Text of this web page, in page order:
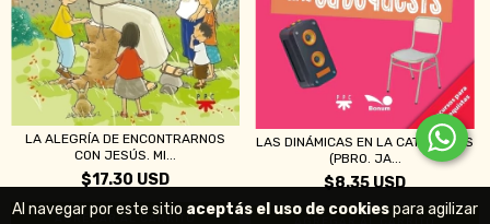
Al navegar por este sitio aceptás el uso de cookiespara agilizar
LA ALEGRÍA DE ENCONTRARNOS
CON JESÚS. MI...
$17.30 USD
LAS DINÁMICAS EN LA CATEQUESIS
(PBRO. JA...
$8.35 USD